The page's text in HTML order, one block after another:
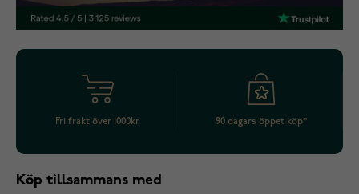
Fri frakt över 1000kr 90 dagars öppet köp*
Köp tillsammans med